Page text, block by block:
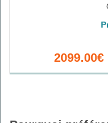
2099.00€